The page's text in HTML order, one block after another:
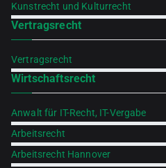
Kunstrecht und Kulturrecht
Vertragsrecht
Vertragsrecht
Wirtschaftsrecht
Anwalt für IT-Recht, IT-Vergabe
Arbeitsrecht
Arbeitsrecht Hannover